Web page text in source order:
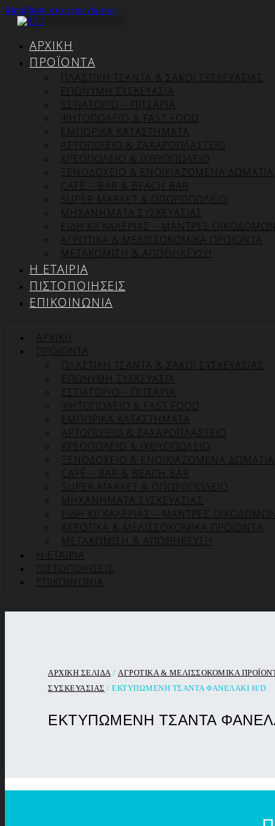
Μετάβαση στο περιεχόμενο
ΑΡΧΙΚΉ
ΠΡΟΪΌΝΤΑ
ΠΛΑΣΤΙΚΗ ΤΣΑΝΤΑ & ΣΑΚΟΙ ΣΥΣΚΕΥΑΣΙΑΣ
ΕΠΏΝΥΜΗ ΣΥΣΚΕΥΑΣΊΑ
ΕΣΤΙΑΤΟΡΙΟ – ΠΙΤΣΑΡΙΑ
ΨΗΤΟΠΩΛΕΙΟ & FAST FOOD
ΕΜΠΟΡΙΚΑ ΚΑΤΑΣΤΗΜΑΤΑ
ΑΡΤΟΠΟΙΕΙΟ & ΖΑΧΑΡΟΠΛΑΣΤΕΙΟ
ΚΡΕΟΠΩΛΕΙΟ & ΙΧΘΥΟΠΩΛΕΙΟ
ΞΕΝΟΔΟΧΕΙΟ & ΕΝΟΙΚΙΑΖΟΜΕΝΑ ΔΩΜΑΤΙΑ
CAFÉ – BAR & BEACH BAR
SUPER MARKET & ΟΠΩΡΟΠΩΛΕΙΟ
ΜΗΧΑΝΗΜΑΤΑ ΣΥΣΚΕΥΑΣΙΑΣ
ΕΙΔΗ ΚΙΓΚΑΛΕΡΙΑΣ – ΜΑΝΤΡΕΣ
ΑΓΡΟΤΙΚΑ & ΜΕΛΙΣΣΟΚΟΜΙΚΑ ΠΡΟΪΟΝΤΑ
ΜΕΤΑΚΟΜΙΣΗ & ΑΠΟΘΗΚΕΥΣΗ
Η ΕΤΑΙΡΊΑ
ΠΙΣΤΟΠΟΙΉΣΕΙΣ
ΕΠΙΚΟΙΝΩΝΊΑ
ΑΡΧΙΚΉ
ΠΡΟΪΌΝΤΑ
ΠΛΑΣΤΙΚΗ ΤΣΑΝΤΑ & ΣΑΚΟΙ ΣΥΣΚΕΥΑΣΙΑΣ
ΕΠΏΝΥΜΗ ΣΥΣΚΕΥΑΣΊΑ
ΕΣΤΙΑΤΟΡΙΟ – ΠΙΤΣΑΡΙΑ
ΨΗΤΟΠΩΛΕΙΟ & FAST FOOD
ΕΜΠΟΡΙΚΑ ΚΑΤΑΣΤΗΜΑΤΑ
ΑΡΤΟΠΟΙΕΙΟ & ΖΑΧΑΡΟΠΛΑΣΤΕΙΟ
ΚΡΕΟΠΩΛΕΙΟ & ΙΧΘΥΟΠΩΛΕΙΟ
ΞΕΝΟΔΟΧΕΙΟ & ΕΝΟΙΚΙΑΖΟΜΕΝΑ ΔΩΜΑΤΙΑ
CAFÉ – BAR & BEACH BAR
SUPER MARKET & ΟΠΩΡΟΠΩΛΕΙΟ
ΜΗΧΑΝΗΜΑΤΑ ΣΥΣΚΕΥΑΣΙΑΣ
ΕΙΔΗ ΚΙΓΚΑΛΕΡΙΑΣ – ΜΑΝΤΡΕΣ
ΑΓΡΟΤΙΚΑ & ΜΕΛΙΣΣΟΚΟΜΙΚΑ ΠΡΟΪΟΝΤΑ
ΜΕΤΑΚΟΜΙΣΗ & ΑΠΟΘΗΚΕΥΣΗ
Η ΕΤΑΙΡΊΑ
ΠΙΣΤΟΠΟΙΉΣΕΙΣ
ΕΠΙΚΟΙΝΩΝΊΑ
ΑΡΧΙΚΉ ΣΕΛΊΔΑ/ ΑΓΡΟΤΙΚΑ & ΜΕΛΙΣΣΟΚΟΜΙΚΑ
ΣΥΣΚΕΥΑΣΙΑΣ / ΕΚΤΥΠΩΜΕΝΗ ΤΣΑΝΤΑ ΦΑΝΕΛΑΚΙ H/D
ΕΚΤΥΠΩΜΕΝΗ ΤΣΑΝΤΑ